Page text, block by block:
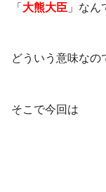
「 大熊大臣 」なん
どういう意味なの
そこで今回は